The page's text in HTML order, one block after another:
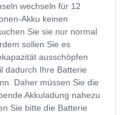
wechseln für 12
Akku keinen
Sie sie nur normal
sollen Sie es
ausschöpfen
dadurch Ihre Batterie
Daher müssen Sie die
Akkuladung nahezu
Sie bitte die Batterie